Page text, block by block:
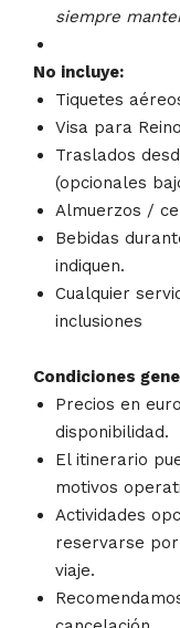
siempre
No incluye:
Tiquetes
Visa para
Traslados
(opcionales
Almuerzos /
Bebidas
indiquen.
Cualquier
inclusiones
Condiciones
Precios en
disponibilidad.
El itinerario
motivos
Actividades
reservarse
viaje.